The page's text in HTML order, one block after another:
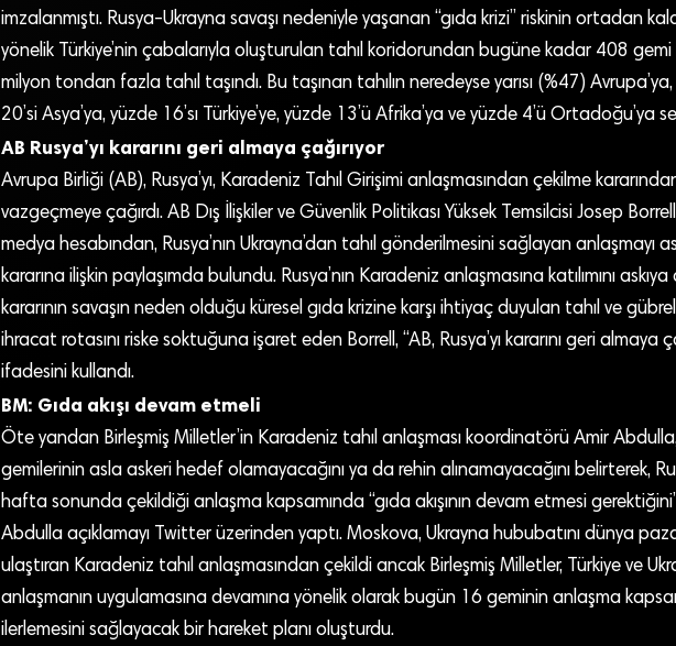
imzalanmıştı. Rusya-Ukrayna savaşı nedeniyle yaşanan “gıda krizi” riskinin ortadan
yönelik Türkiye’nin çabalarıyla oluşturulan tahıl koridorundan bugüne kadar 408 gemi
milyon tondan fazla tahıl taşındı. Bu taşınan tahılın neredeyse yarısı (%47)
20’si Asya’ya, yüzde 16’sı Türkiye’ye, yüzde 13’ü Afrika’ya ve yüzde 4’ü Ortadoğu’ya
AB Rusya’yı kararını geri almaya çağırıyor
Avrupa Birliği (AB), Rusya’yı, Karadeniz Tahıl Girişimi anlaşmasından çekilme
vazgeçmeye çağırdı. AB Dış İlişkiler ve Güvenlik Politikası Yüksek Temsilcisi Josep
medya hesabından, Rusya’nın Ukrayna’dan tahıl gönderilmesini sağlayan anlaşmayı
kararına ilişkin paylaşımda bulundu. Rusya’nın Karadeniz anlaşmasına katılımını
kararının savaşın neden olduğu küresel gıda krizine karşı ihtiyaç duyulan tahıl ve
ihracat rotasını riske soktuğuna işaret eden Borrell, “AB, Rusya’yı kararını geri almaya
ifadesini kullandı.
BM: Gıda akışı devam etmeli
Öte yandan Birleşmiş Milletler’in Karadeniz tahıl anlaşması koordinatörü Amir
gemilerinin asla askeri hedef olamayacağını ya da rehin alınamayacağını belirterek,
hafta sonunda çekildiği anlaşma kapsamında “gıda akışının devam etmesi
Abdulla açıklamayı Twitter üzerinden yaptı. Moskova, Ukrayna hububatını dünya
ulaştıran Karadeniz tahıl anlaşmasından çekildi ancak Birleşmiş Milletler, Türkiye ve
anlaşmanın uygulamasına devamına yönelik olarak bugün 16 geminin anlaşma
ilerlemesini sağlayacak bir hareket planı oluşturdu.